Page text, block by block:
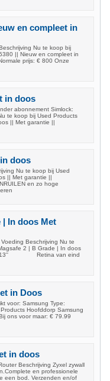
en compleet in
Nu te koop bij
|| Nieuw en compleet in
prijs: € 800 Onze
in doos
abonnement Simlock:
te koop bij Used Products
|| Met garantie ||
doos
Nu te koop bij Used
|| Met garantie ||
en zo hoge
| In doos Met
Beschrijving Nu te
2 | B Grade | In doos
Retina van eind
in Doos
voor: Samsung Type:
Hoofddorp Samsung
ons voor maar: € 79.99
in doos
Beschrijving Zyxel zywall
en professionele
een bod. Verzenden en/of